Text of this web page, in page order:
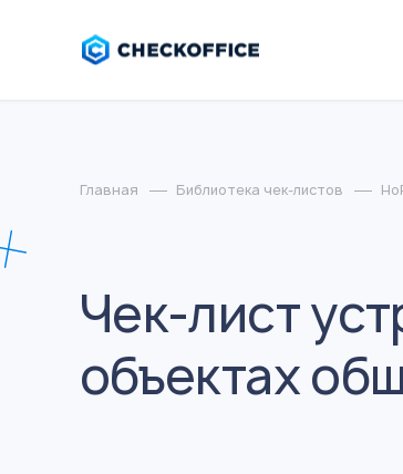
Главная Библиотека чек-листов
Чек-лист
объектах